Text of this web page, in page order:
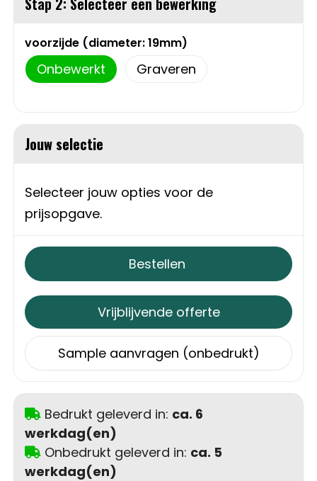
T-Shirts
Opbergtassen
Reistassen
Reistassensets
Rugzakken
Schoudertassen
Sporttassen
Strandtassen
Toilettassen
Waterbestendige tassen
voorzijde (diameter: 19mm)
Onbewerkt Graveren
Jouw selectie
Selecteer jouw opties voor de
prijsopgave.
Bestellen
Vrijblijvende offerte
Sample aanvragen (onbedrukt)
Bedrukt geleverd in: ca. 6
werkdag(en)
Onbedrukt geleverd in: ca. 5
werkdag(en)